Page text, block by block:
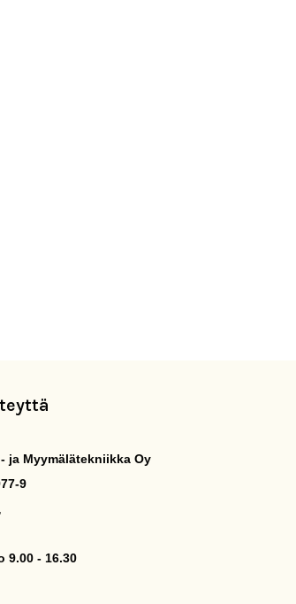
ja Myymälätekniikka Oy
9
9.00 - 16.30